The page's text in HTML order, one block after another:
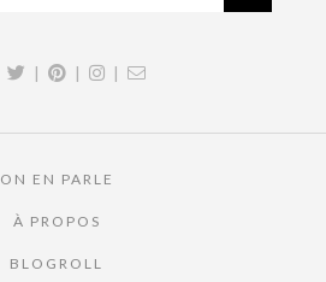
| | |
ON EN PARLE
À PROPOS
BLOGROLL